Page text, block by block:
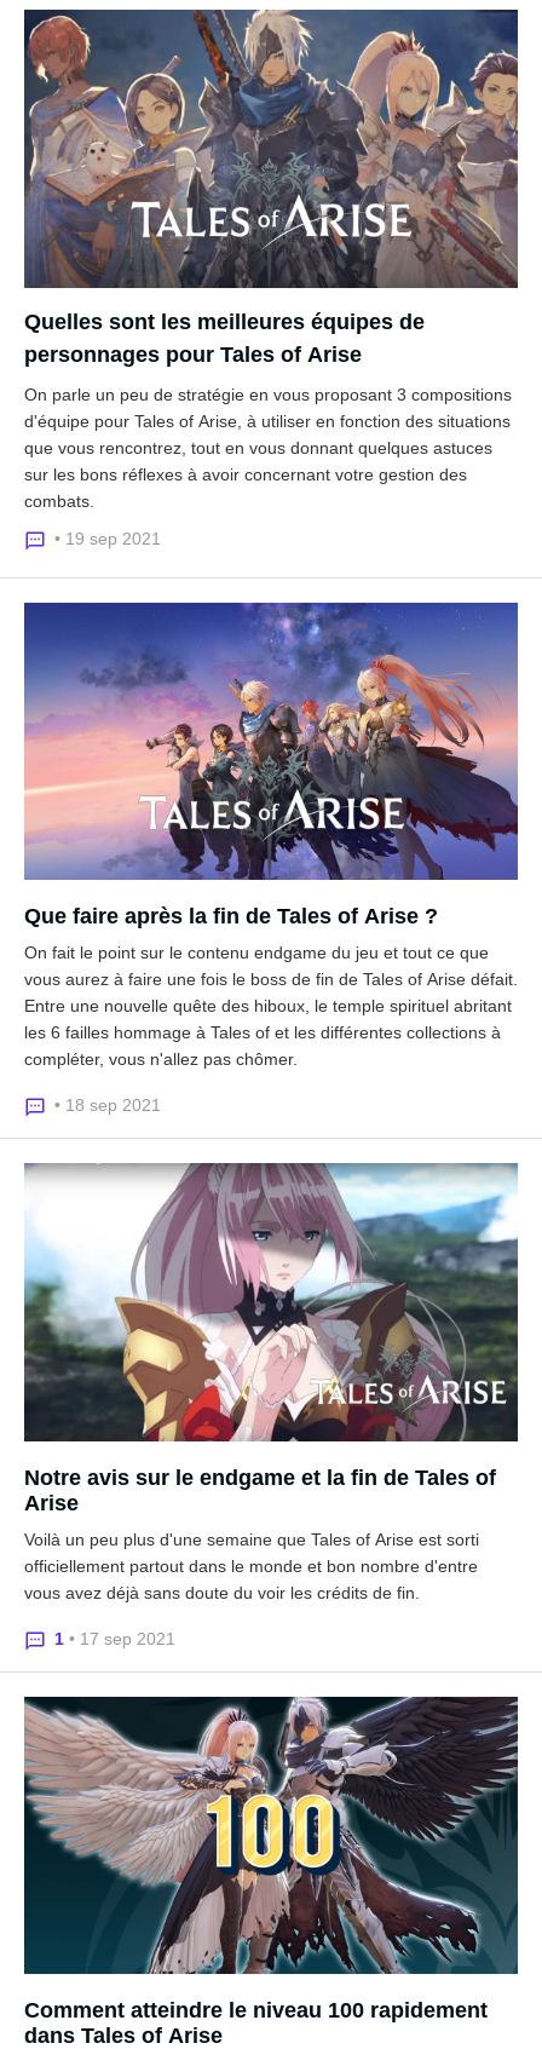
Quelles sont les meilleures équipes de
personnages pour Tales of Arise
On parle un peu de stratégie en vous proposant 3 compositions
d'équipe pour Tales of Arise, à utiliser en fonction des situations
que vous rencontrez, tout en vous donnant quelques astuces
sur les bons réflexes à avoir concernant votre gestion des
combats.
• 19 sep 2021
Que faire après la fin de Tales of Arise ?
On fait le point sur le contenu endgame du jeu et tout ce que
vous aurez à faire une fois le boss de fin de Tales of Arise défait.
Entre une nouvelle quête des hiboux, le temple spirituel abritant
les 6 failles hommage à Tales of et les différentes collections à
compléter, vous n'allez pas chômer.
• 18 sep 2021
Notre avis sur le endgame et la fin de Tales of
Arise
Voilà un peu plus d'une semaine que Tales of Arise est sorti
officiellement partout dans le monde et bon nombre d'entre
vous avez déjà sans doute du voir les crédits de fin.
1 • 17 sep 2021
Comment atteindre le niveau 100 rapidement
dans Tales of Arise